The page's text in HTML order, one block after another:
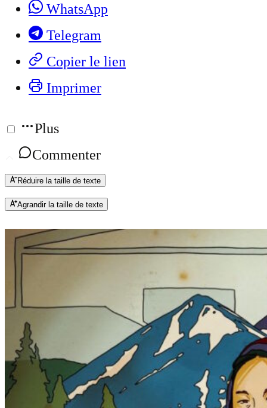
WhatsApp
Telegram
Copier le lien
Imprimer
Plus
Commenter
Réduire la taille de texte
Agrandir la taille de texte